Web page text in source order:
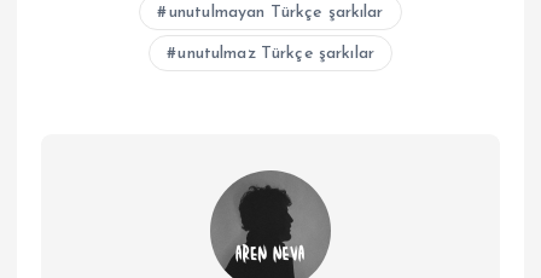
unutulmayan Türkçe şarkılar
unutulmaz Türkçe şarkılar